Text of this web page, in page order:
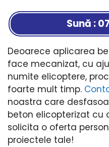
Sună :
Deoarece aplicarea
face mecanizat, cu
numite elicoptere,
foarte mult timp.
noastra care
beton elicopterizat cu
solicita o oferta
proiectele tale!